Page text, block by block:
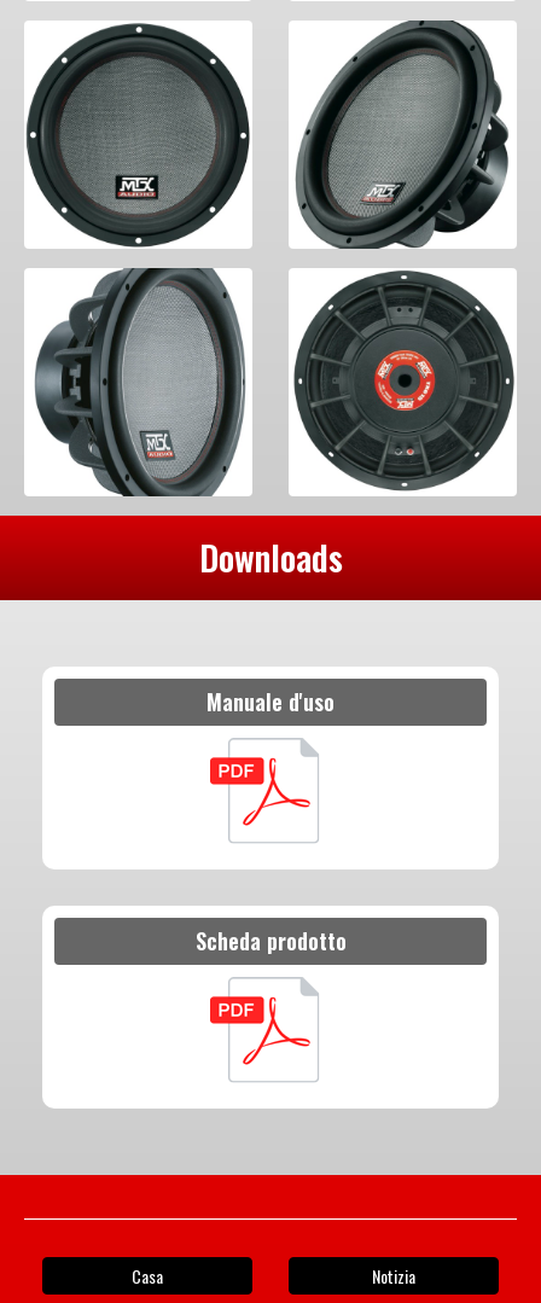
Downloads
Manuale d'uso
Scheda prodotto
Casa Notizia